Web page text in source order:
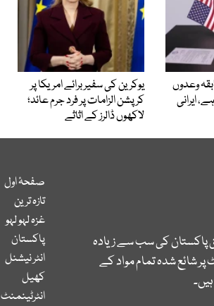
وعدوں
ایرانی
یوکرین کی سفیر برائے امریکا پر
کرپشن الزامات پر فرد جرم عائد؛
لاکھوں ڈالرز کے اثاثے
پاکستان کی سب سے زیادہ
شائع شدہ تمام مواد کے
صفحۂ اول
تازہ ترین
غزہ لہو لہو
پاکستان
انٹر نیشنل
کھیل
انٹرٹینمنٹ